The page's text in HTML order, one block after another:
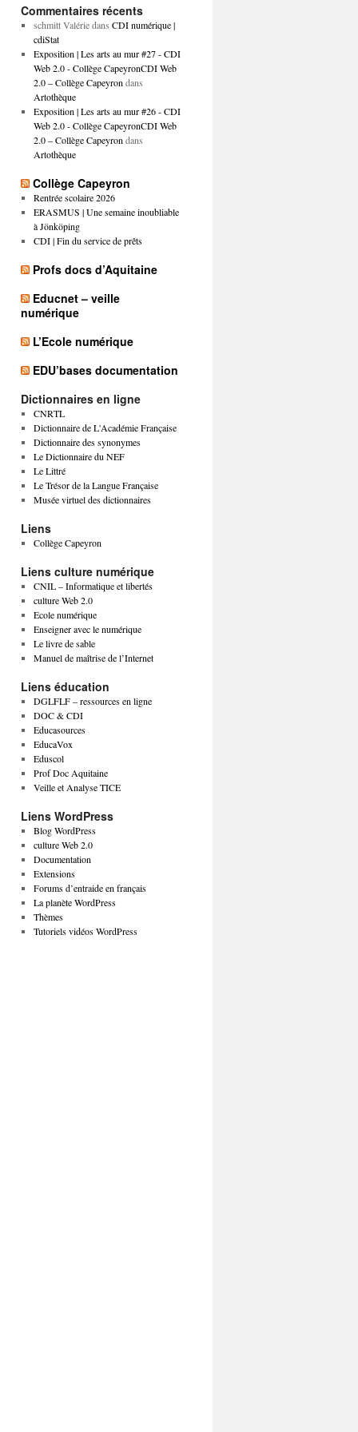
Commentaires récents
schmitt Valériedans CDI numérique |
cdiStat
Exposition | Les arts au mur #27 - CDI
Web 2.0 - Collège CapeyronCDI Web
2.0 – Collège Capeyron dans
Artothèque
Exposition | Les arts au mur #26 - CDI
Web 2.0 - Collège CapeyronCDI Web
2.0 – Collège Capeyron dans
Artothèque
Collège Capeyron
Rentrée scolaire 2026
ERASMUS | Une semaine inoubliable
à Jönköping
CDI | Fin du service de prêts
Profs docs d’Aquitaine
Educnet – veille
numérique
L’Ecole numérique
EDU’bases documentation
Dictionnaires en ligne
CNRTL
Dictionnaire de L'Académie Française
Dictionnaire des synonymes
Le Dictionnaire du NEF
Le Littré
Le Trésor de la Langue Française
Musée virtuel des dictionnaires
Liens
Collège Capeyron
Liens culture numérique
CNIL – Informatique et libertés
culture Web 2.0
Ecole numérique
Enseigner avec le numérique
Le livre de sable
Manuel de maîtrise de l’Internet
Liens éducation
DGLFLF – ressources en ligne
DOC & CDI
Educasources
EducaVox
Eduscol
Prof Doc Aquitaine
Veille et Analyse TICE
Liens WordPress
Blog WordPress
culture Web 2.0
Documentation
Extensions
Forums d’entraide en français
La planète WordPress
Thèmes
Tutoriels vidéos WordPress